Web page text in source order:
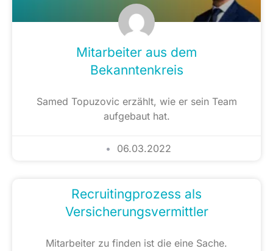
Mitarbeiter aus dem
Bekanntenkreis
Samed Topuzovic erzählt, wie er sein Team
aufgebaut hat.
06.03.2022
Recruitingprozess als
Versicherungsvermittler
Mitarbeiter zu finden ist die eine Sache.